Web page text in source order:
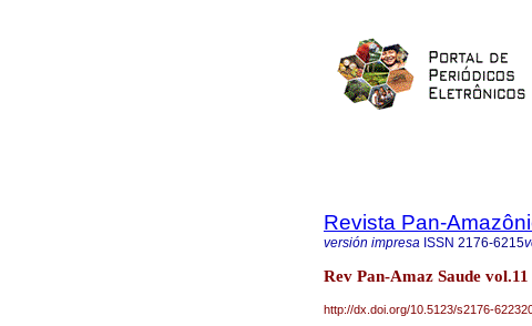
Revista Pan-
versión impresa ISSN 2176-6215
Rev Pan-Amaz Saude
http://dx.doi.org/10.5123/s2176-